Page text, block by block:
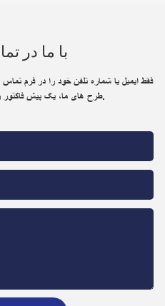
با ما در
فقط ایمیل یا شماره تلفن خود را در فرم تماس
طرح های ما، یک پیش فاکتور رایگان برای شما ارسال کنیم.